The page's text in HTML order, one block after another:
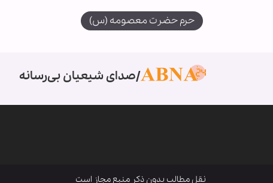
حرم حضرت معصومه (س)
صدای شیعیان بی‌رسانه
نقل مطالب بدون ذکر منبع مجاز است